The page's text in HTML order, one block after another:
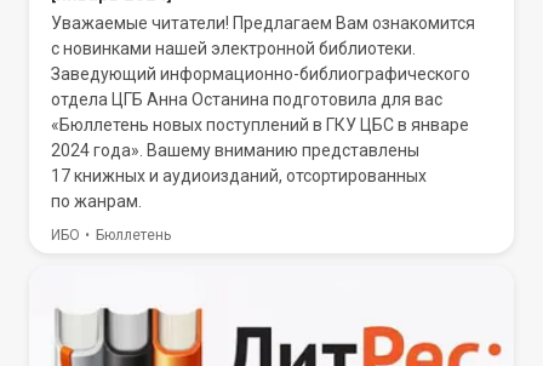
Уважаемые читатели! Предлагаем Вам ознакомится
с новинками нашей электронной библиотеки.
Заведующий информационно-библиографического
отдела ЦГБ Анна Останина подготовила для вас
«Бюллетень новых поступлений в ГКУ ЦБС в январе
2024 года». Вашему вниманию представлены
17 книжных и аудиоизданий, отсортированных
по жанрам.
ИБО Бюллетень